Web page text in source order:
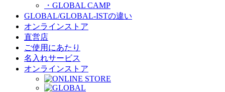
・GLOBAL CAMP
GLOBAL/GLOBAL-ISTの違い
オンラインストア
直営店
ご使用にあたり
名入れサービス
オンラインストア